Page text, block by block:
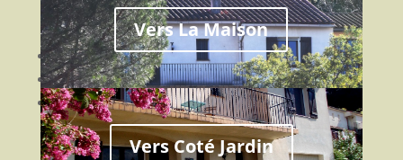
baignoire dans laquelle on peut prendre une
douche.
Salle de douche avec lavabo et rangement
2 Toilettes séparées
Balcon-terrasse devant et grande terrasse
arrière avec mobilier de jardin (relax, table,
fauteuils, parasol)
Vers La Maison
Vers Coté Jardin